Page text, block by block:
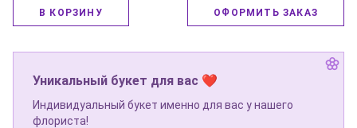
В КОРЗИНУ ОФОРМИТЬ ЗАКАЗ
Уникальный букет для вас ❤
Индивидуальный букет именно для вас у нашего
флориста!